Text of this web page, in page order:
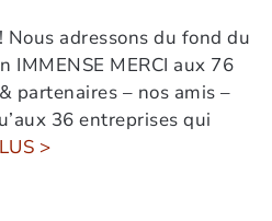
Nous adressons du fond du
IMMENSE MERCI aux 76
partenaires – nos amis –
36 entreprises qui
>